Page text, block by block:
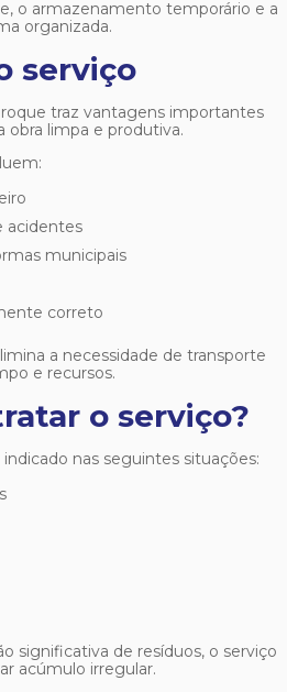
, o armazenamento temporário e a
organizada.
serviço
traz vantagens importantes
obra limpa e produtiva.
acidentes
municipais
correto
a necessidade de transporte
e recursos.
o serviço?
indicado nas seguintes situações:
significativa de resíduos, o serviço
acúmulo irregular.